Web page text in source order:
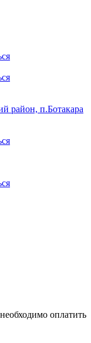
район, п.Ботакара
оплатить